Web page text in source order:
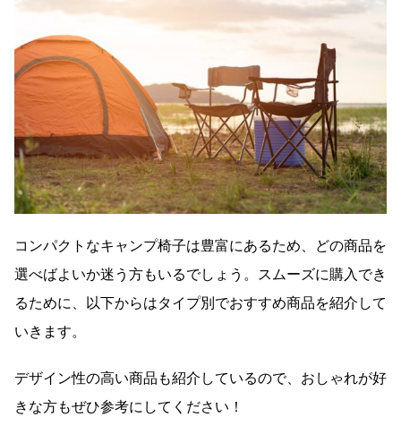
コンパクトなキャンプ椅子は豊富にあるため、どの商品を
選べばよいか迷う方もいるでしょう。スムーズに購入でき
るために、以下からはタイプ別でおすすめ商品を紹介して
いきます。
デザイン性の高い商品も紹介しているので、おしゃれが好
きな方もぜひ参考にしてください！